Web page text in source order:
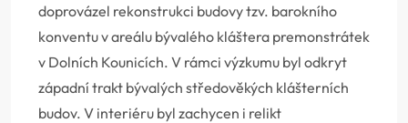
doprovázel rekonstrukci budovy tzv. barokního
konventu v areálu bývalého kláštera premonstrátek
v Dolních Kounicích. V rámci výzkumu byl odkryt
západní trakt bývalých středověkých klášterních
budov. V interiéru byl zachycen i relikt